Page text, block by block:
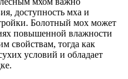
доступность мха и
Болотный мох может
повышенной влажности
свойствам, тогда как
условий и обладает